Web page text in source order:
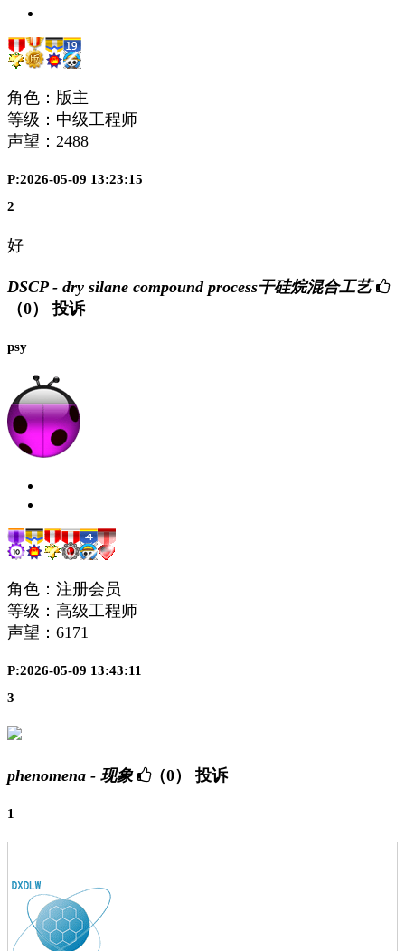
角色：版主
等级：中级工程师
声望： 2488
P:2026-05-09 13:23:15
2
好
DSCP - dry silane compound process干硅烷混合工艺
（0）
投诉
psy
角色：注册会员
等级：高级工程师
声望： 6171
P:2026-05-09 13:43:11
3
phenomena - 现象 （0） 投诉
1